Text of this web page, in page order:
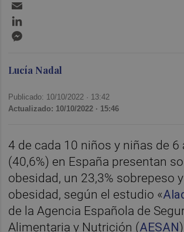
Lucía Nadal
Publicado: 10/10/2022 · 13:42
Actualizado: 10/10/2022 · 15:46
4 de cada 10 niños y niñas de 6
(40,6%) en España presentan
obesidad, un 23,3% sobrepeso
obesidad, según el estudio «
de la Agencia Española de
Alimentaria y Nutrición (AESAN